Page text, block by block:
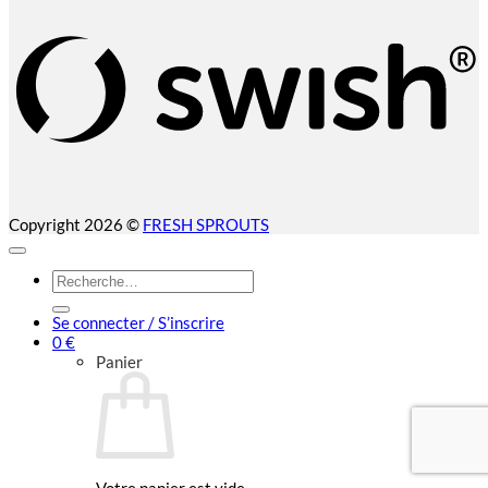
Copyright 2026 © FRESH SPROUTS
Recherche
pour :
Se connecter / S’inscrire
0€
Panier